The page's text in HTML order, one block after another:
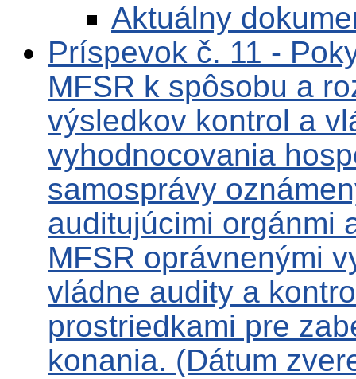
Aktuálny
Príspevok č. 11 -
MFSR k spôsobu a
výsledkov kontrol a
vyhodnocovania
samosprávy
auditujúcimi orgánmi
MFSR oprávnenými
vládne audity a
prostriedkami pre
konania. (Dátum